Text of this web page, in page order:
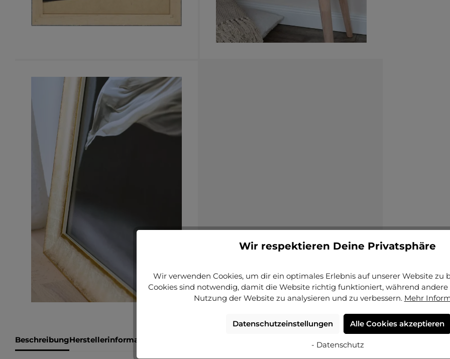
BeschreibungHerstellerinformationen
Wir respektieren Deine Privatsphäre
Wir verwenden Cookies, um dir ein optimales Erlebnis auf unserer Website zu
Cookies sind notwendig, damit die Website richtig funktioniert, während andere
Nutzung der Website zu analysieren und zu verbessern. Mehr
Datenschutzeinstellungen Alle Cookies akzeptieren
- Datenschutz